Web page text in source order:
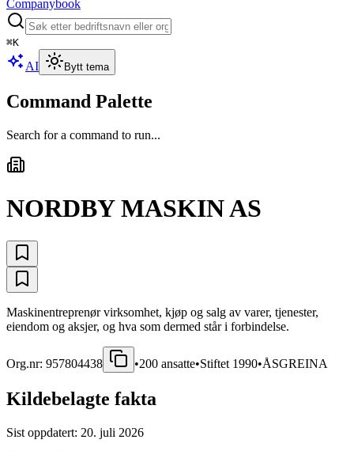
Companybook
⌘K
AI Bytt tema
Command Palette
Search for a command to run...
NORDBY MASKIN AS
Maskinentreprenør virksomhet, kjøp og salg av varer, tjenester,
eiendom og aksjer, og hva som dermed står i forbindelse.
Org.nr: 957804438 •200 ansatte•Stiftet 1990•ÅSGREINA
Kildebelagte fakta
Sist oppdatert: 20. juli 2026